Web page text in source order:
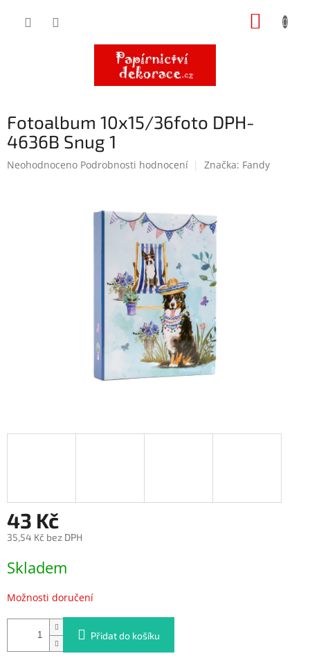
Fotoalbum 10x15/36foto DPH-
4636B Snug 1
Průměrné
Neohodnoceno Podrobnosti hodnocení Značka: Fandy
43 Kč
35,54 Kč bez DPH
cena:
Skladem
Možnosti doručení
Přidat do košíku